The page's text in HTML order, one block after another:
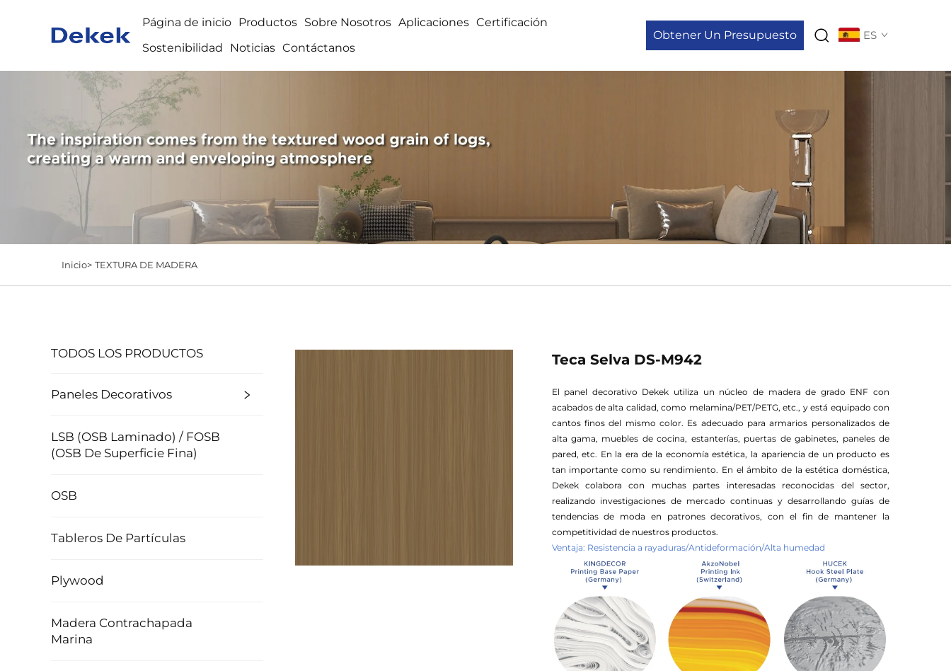
Página de inicio Productos Sobre Nosotros Aplicaciones Certificación
Sostenibilidad
Noticias Contáctanos
Obtener Un Presupuesto ES
Inicio> TEXTURA DE MADERA
TODOS LOS PRODUCTOS
Paneles Decorativos
LSB (OSB Laminado) / FOSB
(OSB De Superficie Fina)
OSB
Tableros De Partículas
Plywood
Madera Contrachapada
Marina
Teca Selva DS-M942
El panel decorativo Dekek utiliza un núcleo de madera de grado ENF con
acabados de alta calidad, como melamina/PET/PETG, etc., y está equipado con
cantos finos del mismo color. Es adecuado para armarios personalizados de
alta gama, muebles de cocina, estanterías, puertas de gabinetes, paneles de
pared, etc. En la era de la economía estética, la apariencia de un producto es
tan importante como su rendimiento. En el ámbito de la estética doméstica,
Dekek colabora con muchas partes interesadas reconocidas del sector,
realizando investigaciones de mercado continuas y desarrollando guías de
tendencias de moda en patrones decorativos, con el fin de mantener la
competitividad de nuestros productos.
Ventaja: Resistencia a rayaduras/Antideformación/Alta humedad